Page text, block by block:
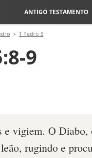
ANTIGO TESTAMENTO
1 Pedro 5
9
e vigiem. O
rugindo e